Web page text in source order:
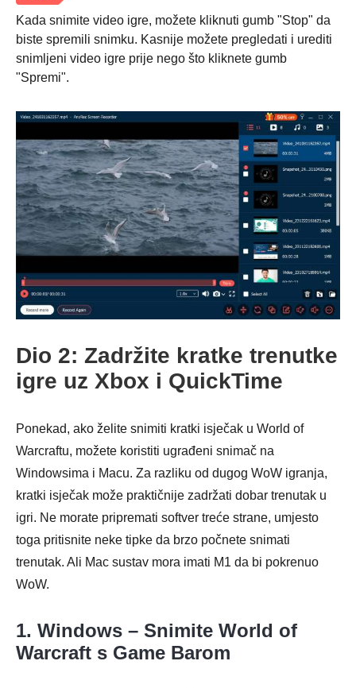
Korak 5.
Korak 6.
Kada snimite video igre, možete kliknuti gumb "Stop" da
biste spremili snimku. Kasnije možete pregledati i urediti
snimljeni video igre prije nego što kliknete gumb
"Spremi".
Dio 2: Zadržite kratke trenutke
igre uz Xbox i QuickTime
Ponekad, ako želite snimiti kratki isječak u World of
Warcraftu, možete koristiti ugrađeni snimač na
Windowsima i Macu. Za razliku od dugog WoW igranja,
kratki isječak može praktičnije zadržati dobar trenutak u
igri. Ne morate pripremati softver treće strane, umjesto
toga pritisnite neke tipke da brzo počnete snimati
trenutak. Ali Mac sustav mora imati M1 da bi pokrenuo
WoW.
1. Windows – Snimite World of
Warcraft s Game Barom